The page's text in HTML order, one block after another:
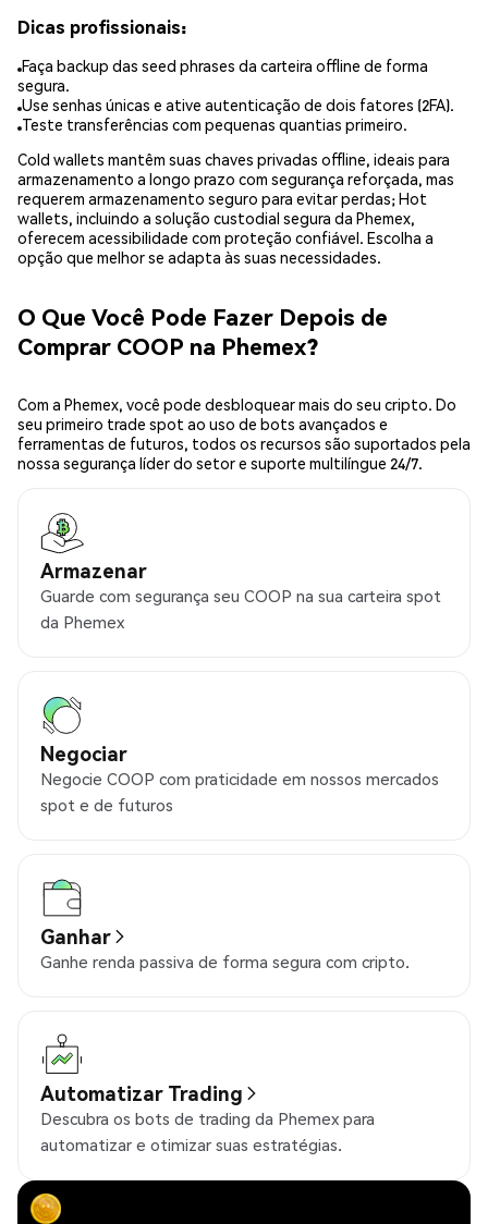
Dicas profissionais:
Faça backup das seed phrases da carteira offline de forma
segura.
Use senhas únicas e ative autenticação de dois fatores (2FA).
Teste transferências com pequenas quantias primeiro.
Cold wallets mantêm suas chaves privadas offline, ideais para
armazenamento a longo prazo com segurança reforçada, mas
requerem armazenamento seguro para evitar perdas; Hot
wallets, incluindo a solução custodial segura da Phemex,
oferecem acessibilidade com proteção confiável. Escolha a
opção que melhor se adapta às suas necessidades.
O Que Você Pode Fazer Depois de
Comprar COOP na Phemex?
Com a Phemex, você pode desbloquear mais do seu cripto. Do
seu primeiro trade spot ao uso de bots avançados e
ferramentas de futuros, todos os recursos são suportados pela
nossa segurança líder do setor e suporte multilíngue 24/7.
Armazenar
Guarde com segurança seu COOP na sua carteira spot
da Phemex
Negociar
Negocie COOP com praticidade em nossos mercados
spot e de futuros
Ganhar
Ganhe renda passiva de forma segura com cripto.
Automatizar Trading
Descubra os bots de trading da Phemex para
automatizar e otimizar suas estratégias.